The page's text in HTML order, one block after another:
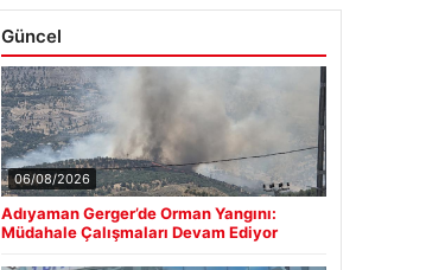
Güncel
06/08/2026
Adıyaman Gerger’de Orman Yangını:
Müdahale Çalışmaları Devam Ediyor